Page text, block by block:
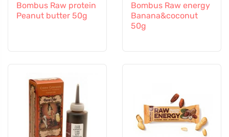
Bombus Raw protein
Peanut butter 50g
Bombus Raw energy
Banana&coconut
50g